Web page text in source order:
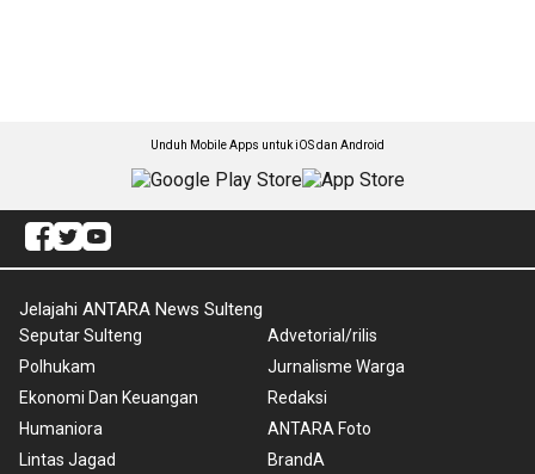
Unduh Mobile Apps untuk iOS dan Android
Jelajahi ANTARA News Sulteng
Seputar Sulteng
Polhukam
Ekonomi Dan Keuangan
Humaniora
Lintas Jagad
Advetorial/rilis
Jurnalisme Warga
Redaksi
ANTARA Foto
BrandA